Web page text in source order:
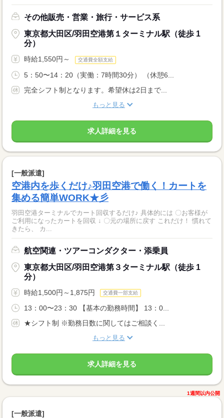
その他販売・営業・旅行・サービス系
東京都大田区/羽田空港第１ターミナル駅（徒歩 1
分）
時給1,550円～ 交通費全額支給
5：50〜14：20（実働：7時間30分） （休憩6...
完全シフト制となります。希望休は2日まで...
もっと見る
求人詳細を見る
[一般派遣]
空港内を歩くだけ♪羽田空港で働く！カートを
集める簡単WORK★彡
羽田空港ターミナルでカート回収するだけ♪ 具体的には 〇お客様が
ご利用になったカートを回収 ↓ 〇元の場所に戻す これだけ！ 慣れて
きたら、 カ...
航空関連・ツアーコンダクター・添乗員
東京都大田区/羽田空港第３ターミナル駅（徒歩 1
分）
時給1,500円～1,875円 交通費一部支給
13：00〜23：30 【基本の勤務時間】 13：0...
★シフト制 ※勤務日数に関してはご相談く...
もっと見る
求人詳細を見る
1週間以内公開
[一般派遣]